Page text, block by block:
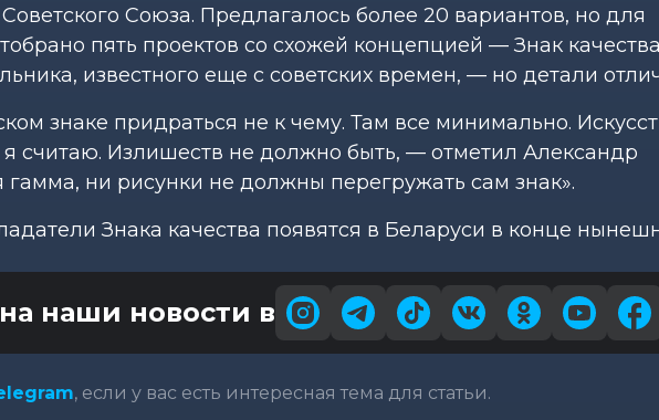
Союза. Предлагалось более 20 вариантов, но для
пять проектов со схожей концепцией — Знак качества
известного еще с советских времен, — но детали
знаке придраться не к чему. Там все минимально.
я считаю. Излишеств не должно быть, — отметил Александр
ни рисунки не должны перегружать сам знак».
Знака качества появятся в Беларуси в конце
наши новости в
, если у вас есть интересная тема для статьи.